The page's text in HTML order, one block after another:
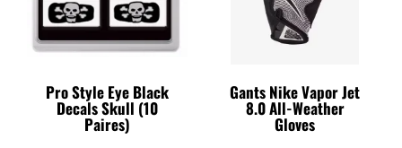
Pro Style Eye Black
Decals Skull (10
Paires)
Gants Nike Vapor Jet
8.0 All-Weather
Gloves